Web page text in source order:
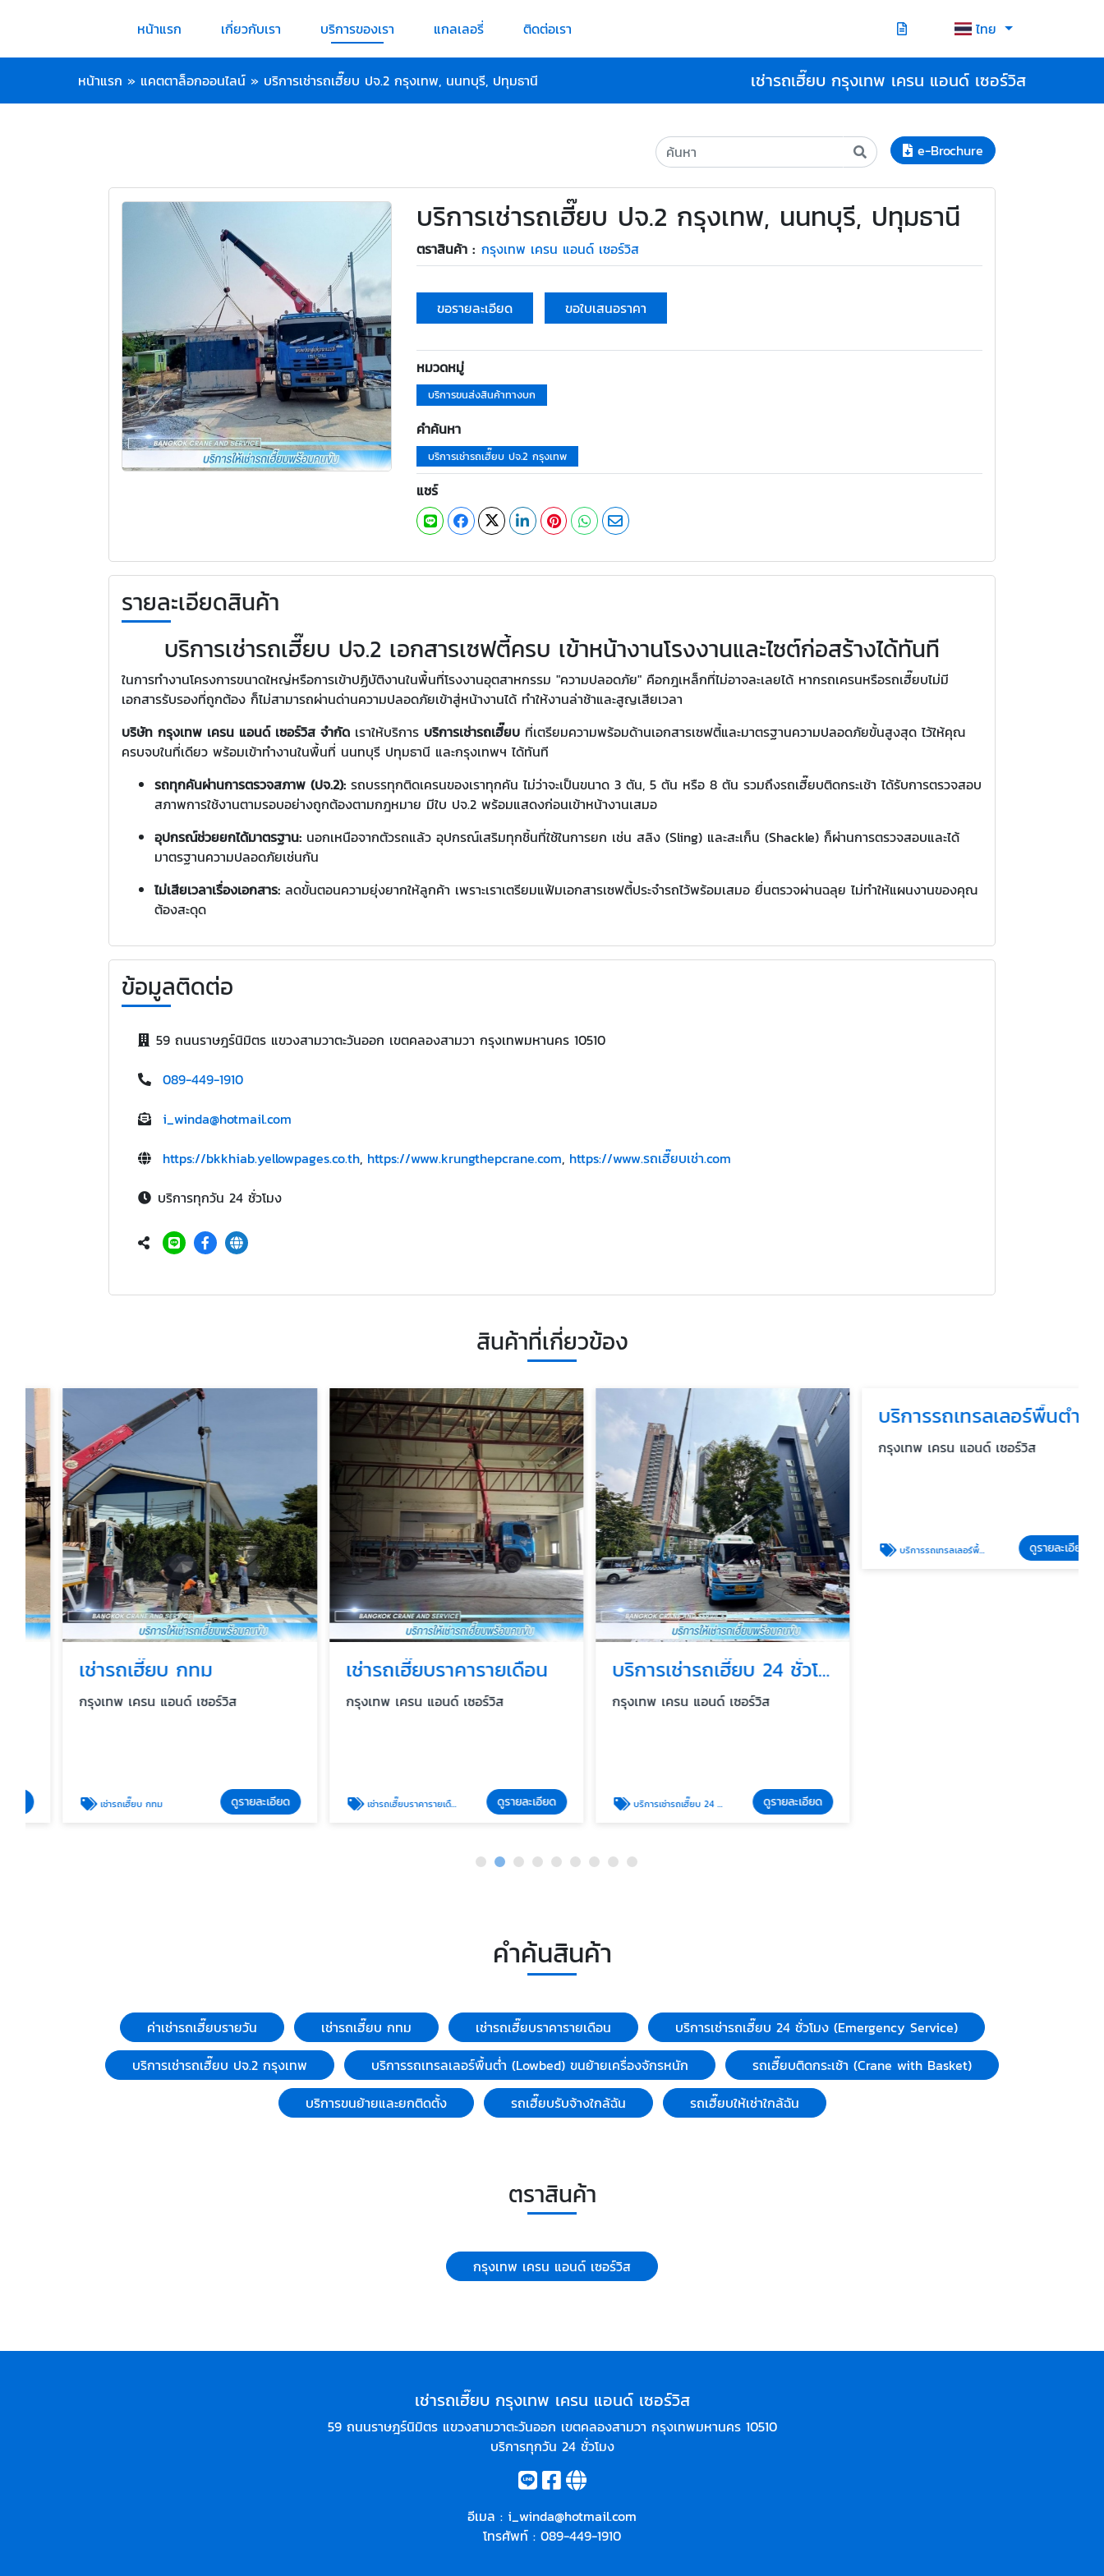
หน้าแรก เกี่ยวกับเรา บริการของเรา แกลเลอรี่ ติดต่อเรา ไทย
หน้าแรก » แคตตาล็อกออนไลน์ » บริการเช่ารถเฮี๊ยบ ปจ.2 กรุงเทพ, นนทบุรี, ปทุมธานี เช่ารถเฮี๊ยบ กรุงเทพ เครน แอนด์ เซอร์วิส
e-Brochure
บริการเช่ารถเฮี๊ยบ ปจ.2 กรุงเทพ, นนทบุรี, ปทุมธานี
ตราสินค้า : กรุงเทพ เครน แอนด์ เซอร์วิส
ขอรายละเอียด ขอใบเสนอราคา
หมวดหมู่
บริการขนส่งสินค้าทางบก
คำค้นหา
บริการเช่ารถเฮี๊ยบ ปจ.2 กรุงเทพ
แชร์
รายละเอียดสินค้า
บริการเช่ารถเฮี๊ยบ ปจ.2 เอกสารเซฟตี้ครบ เข้าหน้างานโรงงานและไซต์ก่อสร้างได้ทันที
ในการทำงานโครงการขนาดใหญ่หรือการเข้าปฏิบัติงานในพื้นที่โรงงานอุตสาหกรรม "ความปลอดภัย" คือกฎเหล็กที่ไม่อาจละเลยได้ หากรถเครนหรือรถเฮี๊ยบไม่มี
เอกสารรับรองที่ถูกต้อง ก็ไม่สามารถผ่านด่านความปลอดภัยเข้าสู่หน้างานได้ ทำให้งานล่าช้าและสูญเสียเวลา
บริษัท กรุงเทพ เครน แอนด์ เซอร์วิส จำกัด เราให้บริการ บริการเช่ารถเฮี๊ยบ ที่เตรียมความพร้อมด้านเอกสารเซฟตี้และมาตรฐานความปลอดภัยขั้นสูงสุด ไว้ให้คุณ
ครบจบในที่เดียว พร้อมเข้าทำงานในพื้นที่ นนทบุรี ปทุมธานี และกรุงเทพฯ ได้ทันที
รถทุกคันผ่านการตรวจสภาพ (ปจ.2): รถบรรทุกติดเครนของเราทุกคัน ไม่ว่าจะเป็นขนาด 3 ตัน, 5 ตัน หรือ 8 ตัน รวมถึงรถเฮี๊ยบติดกระเช้า ได้รับการตรวจสอบ
สภาพการใช้งานตามรอบอย่างถูกต้องตามกฎหมาย มีใบ ปจ.2 พร้อมแสดงก่อนเข้าหน้างานเสมอ
อุปกรณ์ช่วยยกได้มาตรฐาน: นอกเหนือจากตัวรถแล้ว อุปกรณ์เสริมทุกชิ้นที่ใช้ในการยก เช่น สลิง (Sling) และสะเก็น (Shackle) ก็ผ่านการตรวจสอบและได้
มาตรฐานความปลอดภัยเช่นกัน
ไม่เสียเวลาเรื่องเอกสาร: ลดขั้นตอนความยุ่งยากให้ลูกค้า เพราะเราเตรียมแฟ้มเอกสารเซฟตี้ประจำรถไว้พร้อมเสมอ ยื่นตรวจผ่านฉลุย ไม่ทำให้แผนงานของคุณ
ต้องสะดุด
ข้อมูลติดต่อ
59 ถนนราษฎร์นิมิตร แขวงสามวาตะวันออก เขตคลองสามวา กรุงเทพมหานคร 10510
089-449-1910
i_winda@hotmail.com
https://bkkhiab.yellowpages.co.th, https://www.krungthepcrane.com, https://www.รถเฮี๊ยบเช่า.com
บริการทุกวัน 24 ชั่วโมง
สินค้าที่เกี่ยวข้อง
เช่ารถเฮี๊ยบ กทม
กรุงเทพ เครน แอนด์ เซอร์วิส
เช่ารถเฮี๊ยบ กทม ดูรายละเอียด
เช่ารถเฮี๊ยบราคารายเดือน
กรุงเทพ เครน แอนด์ เซอร์วิส
เช่ารถเฮี๊ยบราคารายเดือน ดูรายละเอียด
บริการเช่ารถเฮี๊ยบ 24 ชั่วโมง (Emergency Service)
กรุงเทพ เครน แอนด์ เซอร์วิส
บริการเช่ารถเฮี๊ยบ 24 ชั่วโมง (Emergency Service) ดูรายละเอียด
บริการรถเทรลเลอร์พื้นต่ำ (Lowbed) ขนย้ายเครื่องจักรหนัก
กรุงเทพ เครน แอนด์ เซอร์วิส
บริการรถเทรลเลอร์พื้นต่ำ (Lowbed) ขนย้ายเครื่องจักรหนัก ดูรายละเอียด
คำค้นสินค้า
ค่าเช่ารถเฮี๊ยบรายวัน เช่ารถเฮี๊ยบ กทม เช่ารถเฮี๊ยบราคารายเดือน
บริการเช่ารถเฮี๊ยบ 24 ชั่วโมง (Emergency Service)
บริการเช่ารถเฮี๊ยบ ปจ.2 กรุงเทพ
บริการรถเทรลเลอร์พื้นต่ำ (Lowbed) ขนย้ายเครื่องจักรหนัก
รถเฮี๊ยบติดกระเช้า (Crane with Basket)
บริการขนย้ายและยกติดตั้ง
รถเฮี๊ยบรับจ้างใกล้ฉัน รถเฮี๊ยบให้เช่าใกล้ฉัน
ตราสินค้า
กรุงเทพ เครน แอนด์ เซอร์วิส
เช่ารถเฮี๊ยบ กรุงเทพ เครน แอนด์ เซอร์วิส
59 ถนนราษฎร์นิมิตร แขวงสามวาตะวันออก เขตคลองสามวา กรุงเทพมหานคร 10510
บริการทุกวัน 24 ชั่วโมง
อีเมล : i_winda@hotmail.com
โทรศัพท์ : 089-449-1910